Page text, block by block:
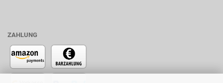
ZAHLUNG